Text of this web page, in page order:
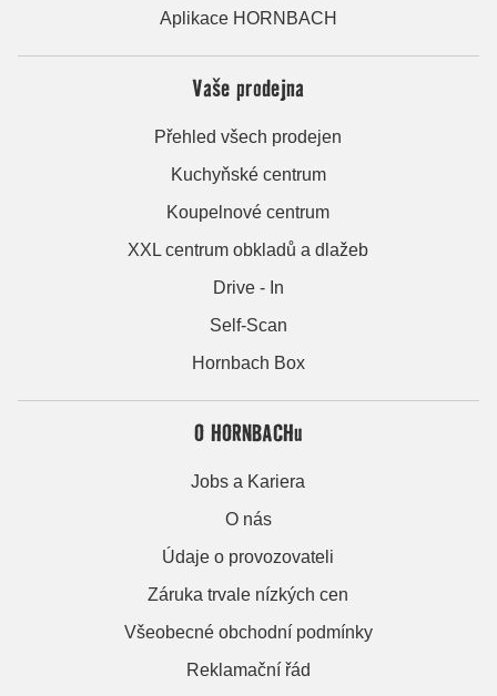
Aplikace HORNBACH
Vaše prodejna
Přehled všech prodejen
Kuchyňské centrum
Koupelnové centrum
XXL centrum obkladů a dlažeb
Drive - In
Self-Scan
Hornbach Box
O HORNBACHu
Jobs a Kariera
O nás
Údaje o provozovateli
Záruka trvale nízkých cen
Všeobecné obchodní podmínky
Reklamační řád